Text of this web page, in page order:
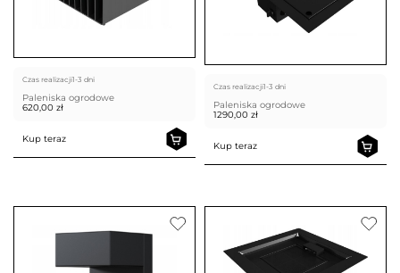
Czas realizacji1-3 dni
Paleniska ogrodowe
620,00 zł
Kup teraz
Czas realizacji1-3 dni
Paleniska ogrodowe
1290,00 zł
Kup teraz